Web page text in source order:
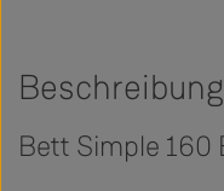
Beschreibung
Bett Simple 160